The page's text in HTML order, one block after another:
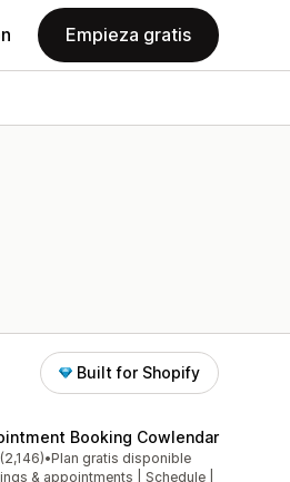
Empieza gratis
Built for Shopify
Booking Cowlendar
5 estrellas
(2,146) en total
•Plan gratis disponible
& appointments | Schedule |